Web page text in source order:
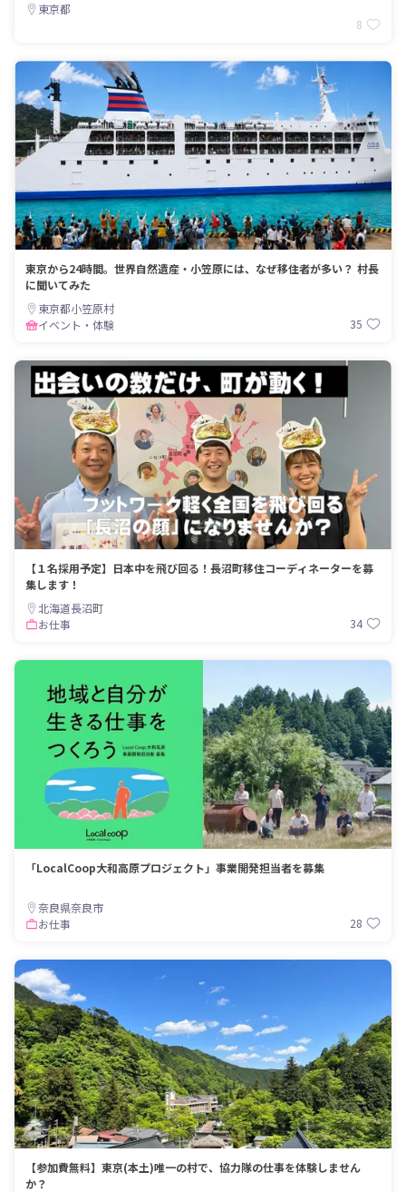
東京都
8
東京から24時間。世界自然遺産・小笠原には、なぜ移住者が多い？ 村長
に聞いてみた
東京都小笠原村
イベント・体験
35
【１名採用予定】日本中を飛び回る！長沼町移住コーディネーターを募
集します！
北海道長沼町
お仕事
34
「LocalCoop大和高原プロジェクト」事業開発担当者を募集
奈良県奈良市
お仕事
28
【参加費無料】東京(本土)唯一の村で、協力隊の仕事を体験しません
か？